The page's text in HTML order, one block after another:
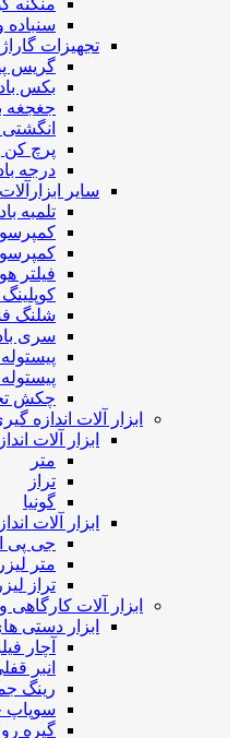
منگنه
سنباده
تجهیزات
گریس
بکس
جغجغه
پرچ کن
درجه
سایر
تلمبه
فیلتر
کوپلینگ
شلنگ
سری
چکش
ابزار آلات اندازه
ابزار آلات
متر
تراز
گونیا
ابزار آلات
جی پی
متر
تراز
ابزار آلات کارگاهی
ابزار دستی
آچار
انبر
رینگ
سوپاپ
گیره